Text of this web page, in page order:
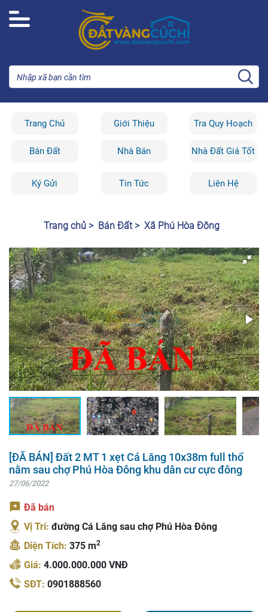
Trang Chủ Giới Thiệu Tra Quy Hoạch
Bán Đất Nhà Bán Nhà Đất Giá Tốt
Ký Gửi Tin Tức Liên Hệ
Trang chủ > Bán Đất > Xã Phú Hòa Đông
[ĐÃ BÁN] Đất 2 MT 1 xẹt Cá Lăng 10x38m full thổ
nằm sau chợ Phú Hòa Đông khu dân cư cực đông
27/06/2022
Đã bán
Vị Trí: đường Cá Lăng sau chợ Phú Hòa Đông
Diện Tích: 375 m2
Giá: 4.000.000.000 VNĐ
SĐT: 0901888560